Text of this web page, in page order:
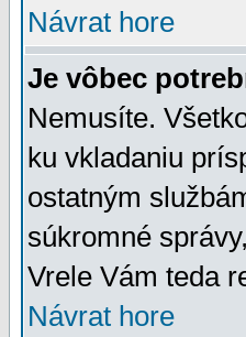
Návrat hore
Je vôbec
Nemusíte.
ku vkladaniu
ostatným
súkromné
Vrele Vám teda
Návrat hore